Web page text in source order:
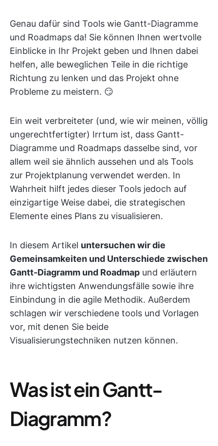
Genau dafür sind Tools wie Gantt-Diagramme
und Roadmaps da! Sie können Ihnen wertvolle
Einblicke in Ihr Projekt geben und Ihnen dabei
helfen, alle beweglichen Teile in die richtige
Richtung zu lenken und das Projekt ohne
Probleme zu meistern. 😏
Ein weit verbreiteter (und, wie wir meinen, völlig
ungerechtfertigter) Irrtum ist, dass Gantt-
Diagramme und Roadmaps dasselbe sind, vor
allem weil sie ähnlich aussehen und als Tools
zur Projektplanung verwendet werden. In
Wahrheit hilft jedes dieser Tools jedoch auf
einzigartige Weise dabei, die strategischen
Elemente eines Plans zu visualisieren.
In diesem Artikel untersuchen wir die
Gemeinsamkeiten und Unterschiede zwischen
Gantt-Diagramm und Roadmap und erläutern
ihre wichtigsten Anwendungsfälle sowie ihre
Einbindung in die agile Methodik. Außerdem
schlagen wir verschiedene tools und Vorlagen
vor, mit denen Sie beide
Visualisierungstechniken nutzen können.
Was ist ein Gantt-
Diagramm?